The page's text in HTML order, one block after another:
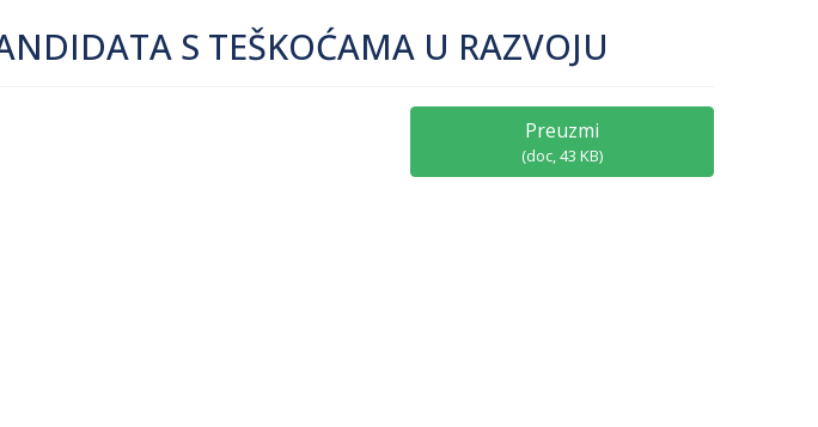
S TEŠKOĆAMA U RAZVOJU
Preuzmi
(doc,43 KB)